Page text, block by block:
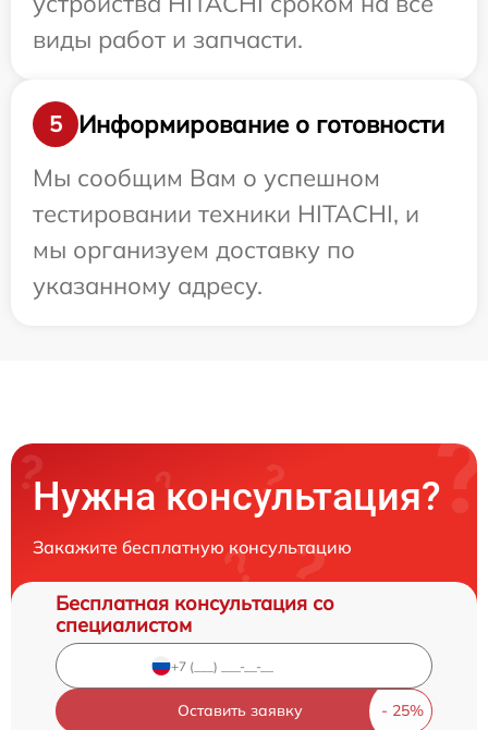
виды работ и запчасти.
5
Информирование о готовности
Мы сообщим Вам о успешном
тестировании техники HITACHI, и
мы организуем доставку по
указанному адресу.
Нужна консультация?
Закажите бесплатную консультацию
Бесплатная консультация со
специалистом
Оставить заявку